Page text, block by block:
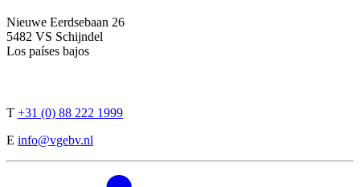
Nieuwe Eerdsebaan 26
5482 VS Schijndel
Los países bajos
T +31 (0) 88 222 1999
E info@vgebv.nl